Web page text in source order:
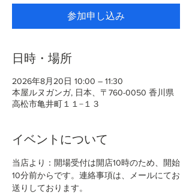
参加申し込み
日時・場所
2026年8月20日 10:00 – 11:30
本屋ルヌガンガ, 日本、〒760-0050 香川県
高松市亀井町１１−１３
イベントについて
当店より：開場受付は開店10時のため、開始
10分前からです。連絡事項は、メールにてお
送りしております。